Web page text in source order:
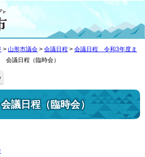
> 山形市議会 > 会議日程 > 会議日程 令和3年度ま
会議日程（臨時会）
議日程（臨時会）